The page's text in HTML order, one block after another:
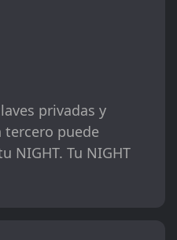
privadas y
puede
NIGHT. Tu NIGHT